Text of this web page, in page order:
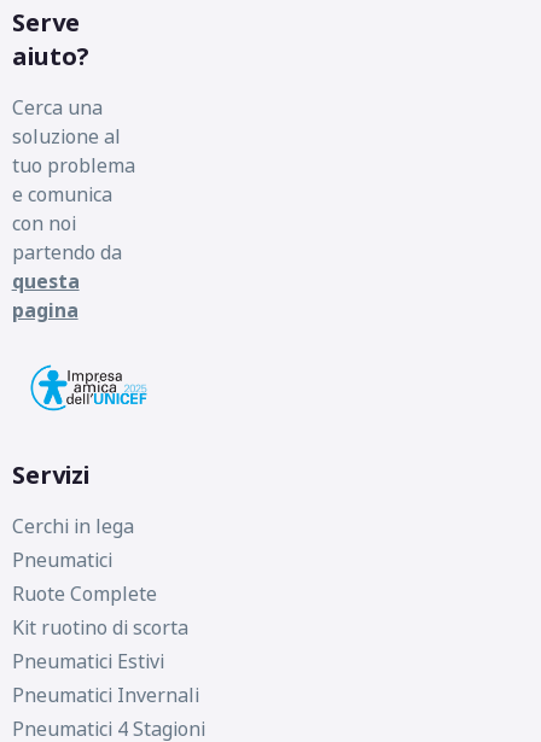
Serve
aiuto?
Cerca una
soluzione al
tuo problema
e comunica
con noi
partendo da
questa
pagina
Servizi
Cerchi in lega
Pneumatici
Ruote Complete
Kit ruotino di scorta
Pneumatici Estivi
Pneumatici Invernali
Pneumatici 4 Stagioni